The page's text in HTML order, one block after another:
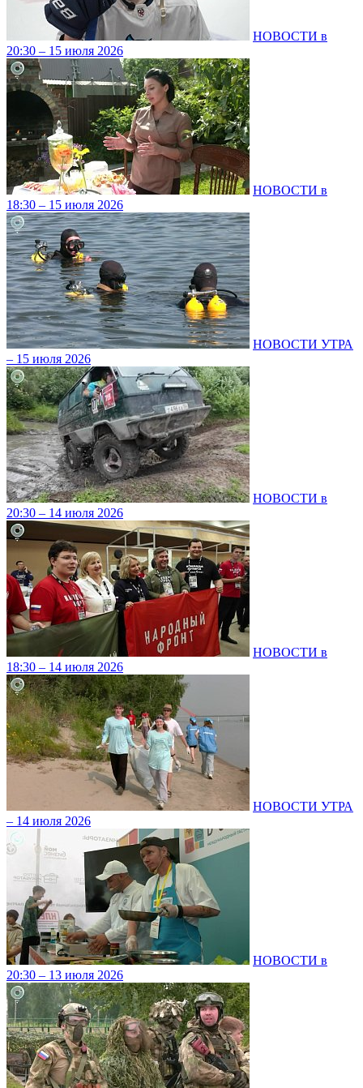
НОВОСТИ в
20:30 – 15 июля 2026
НОВОСТИ в
18:30 – 15 июля 2026
НОВОСТИ УТРА
– 15 июля 2026
НОВОСТИ в
20:30 – 14 июля 2026
НОВОСТИ в
18:30 – 14 июля 2026
НОВОСТИ УТРА
– 14 июля 2026
НОВОСТИ в
20:30 – 13 июля 2026